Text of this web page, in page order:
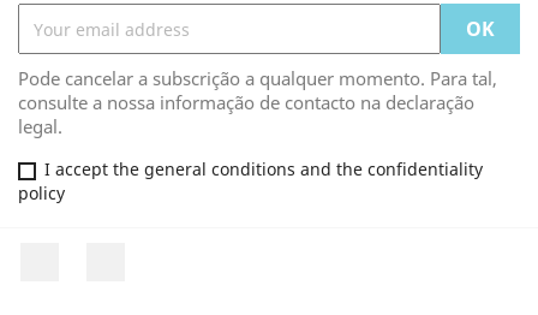
Pode cancelar a subscrição a qualquer momento. Para tal,
consulte a nossa informação de contacto na declaração
legal.
I accept the general conditions and the confidentiality
policy